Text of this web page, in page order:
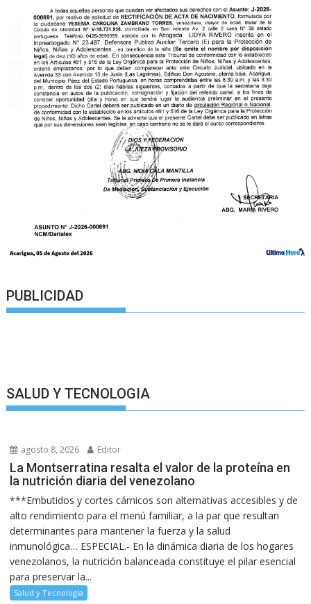
PUBLICIDAD
SALUD Y TECNOLOGIA
agosto 8, 2026 Editor
La Montserratina resalta el valor de la proteína en
la nutrición diaria del venezolano
***Embutidos y cortes cárnicos son alternativas accesibles y de
alto rendimiento para el menú familiar, a la par que resultan
determinantes para mantener la fuerza y la salud
inmunológica… ESPECIAL.- En la dinámica diaria de los hogares
venezolanos, la nutrición balanceada constituye el pilar esencial
para preservar la...
Salud y Tecnología